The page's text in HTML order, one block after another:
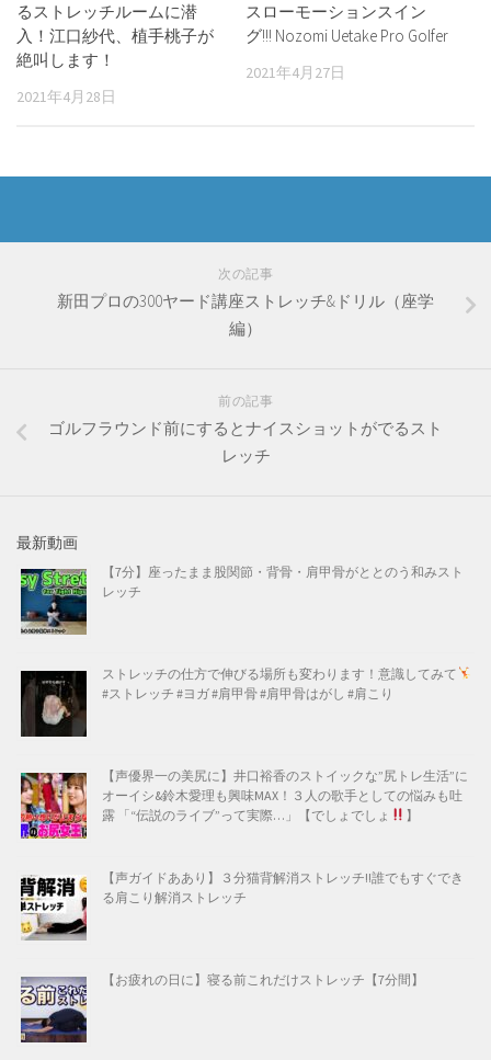
るストレッチルームに潜
入！江口紗代、植手桃子が
絶叫します！
2021年4月28日
スローモーションスイン
グ!!! Nozomi Uetake Pro Golfer
2021年4月27日
次の記事
新田プロの300ヤード講座ストレッチ&ドリル（座学
編）
前の記事
ゴルフラウンド前にするとナイスショットがでるスト
レッチ
最新動画
【7分】座ったまま股関節・背骨・肩甲骨がととのう和みスト
レッチ
ストレッチの仕方で伸びる場所も変わります！意識してみて
#ストレッチ #ヨガ #肩甲骨 #肩甲骨はがし #肩こり
【声優界一の美尻に】井口裕香のストイックな”尻トレ生活”に
オーイシ&鈴木愛理も興味MAX！３人の歌手としての悩みも吐
露 「“伝説のライブ”って実際…」【でしょでしょ
】
【声ガイドああり】３分猫背解消ストレッチ!!誰でもすぐでき
る肩こり解消ストレッチ
【お疲れの日に】寝る前これだけストレッチ【7分間】